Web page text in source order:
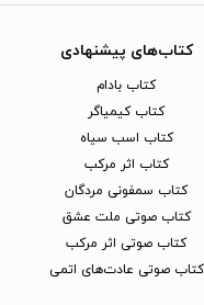
کتاب‌های پیشنهادی
کتاب بادام
کتاب کیمیاگر
کتاب اسب سیاه
کتاب اثر مرکب
کتاب سمفونی مردگان
کتاب صوتی ملت عشق
کتاب صوتی اثر مرکب
کتاب صوتی عادت‌های اتمی